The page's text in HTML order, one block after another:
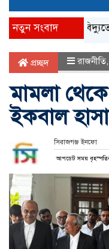
নতুন সংবাদ
গ্যাস-বিদ্যুতের মূল্য
প্রচ্ছদ রাজনীতি
মামলা
ইকবাল
সিরাজগঞ্জ ইনফো
আপডেট সময়